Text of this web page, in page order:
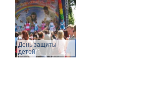
День защиты
детей